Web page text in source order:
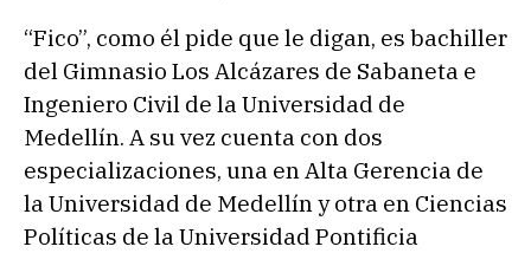
“Fico”, como él pide que le digan, es bachiller
del Gimnasio Los Alcázares de Sabaneta e
Ingeniero Civil de la Universidad de
Medellín. A su vez cuenta con dos
especializaciones, una en Alta Gerencia de
la Universidad de Medellín y otra en Ciencias
Políticas de la Universidad Pontificia